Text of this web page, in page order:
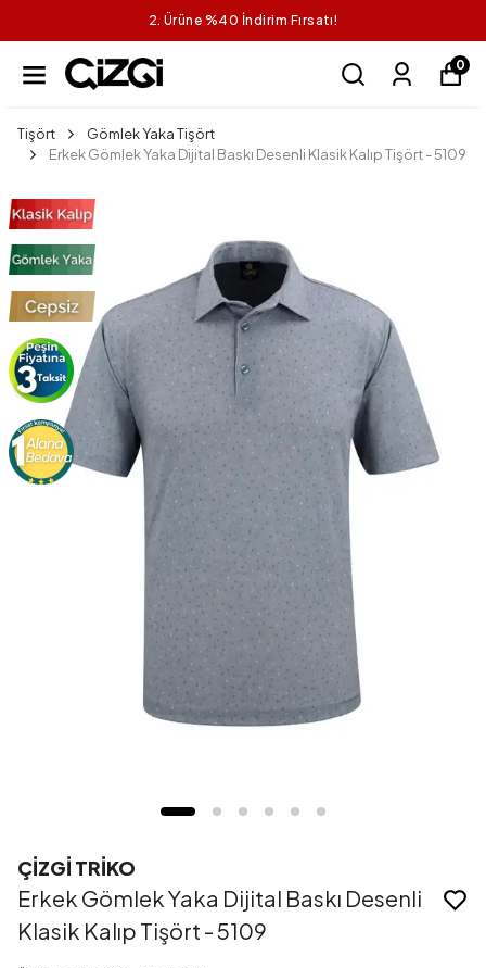
2. Ürüne %40 İndirim Fırsatı!
0
Tişört
Gömlek Yaka Tişört
Erkek Gömlek Yaka Dijital Baskı Desenli Klasik Kalıp Tişört - 5109
ÇİZGİ TRİKO
Erkek Gömlek Yaka Dijital Baskı Desenli
Klasik Kalıp Tişört - 5109